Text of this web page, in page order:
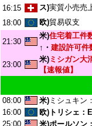
16:15
ス)実質小売売
18:00
欧)貿易収支
21:30
米)住宅着工件
↑・ 建設許可件
23:00
米) ミシガン大
【速報値】
08:00
米) ミシュキン
16:00
欧)トリシェ
25:00
米)ポールソン